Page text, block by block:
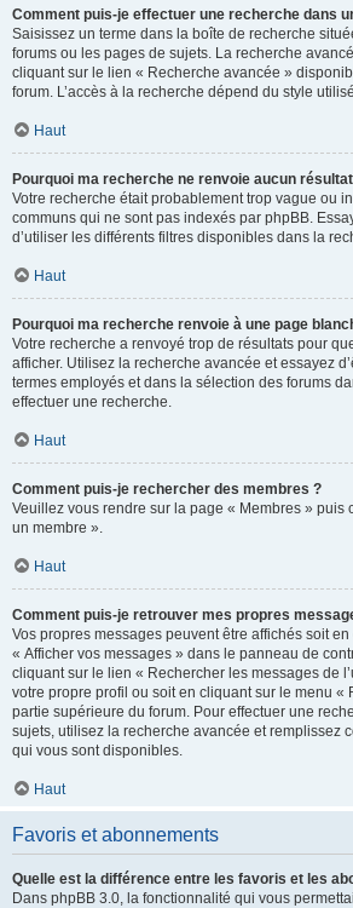
Comment puis-je effectuer une recherche dans
Saisissez un terme dans la boîte de recherche
forums ou les pages de sujets. La recherche
cliquant sur le lien « Recherche avancée »
forum. L’accès à la recherche dépend du style
Haut
Pourquoi ma recherche ne renvoie aucun
Votre recherche était probablement trop vague ou
communs qui ne sont pas indexés par phpBB.
d’utiliser les différents filtres disponibles dans la
Haut
Pourquoi ma recherche renvoie à une page
Votre recherche a renvoyé trop de résultats pour
afficher. Utilisez la recherche avancée et essayez
termes employés et dans la sélection des forums
effectuer une recherche.
Haut
Comment puis-je rechercher des membres ?
Veuillez vous rendre sur la page « Membres » puis
un membre ».
Haut
Comment puis-je retrouver mes propres
Vos propres messages peuvent être affichés soit
« Afficher vos messages » dans le panneau de
cliquant sur le lien « Rechercher les messages de
votre propre profil ou soit en cliquant sur le menu «
partie supérieure du forum. Pour effectuer une
sujets, utilisez la recherche avancée et remplissez
qui vous sont disponibles.
Haut
Favoris et abonnements
Quelle est la différence entre les favoris et les
Dans phpBB 3.0, la fonctionnalité qui vous